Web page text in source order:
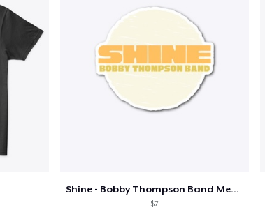
Shine - Bobby Thompson Band Merch
$7